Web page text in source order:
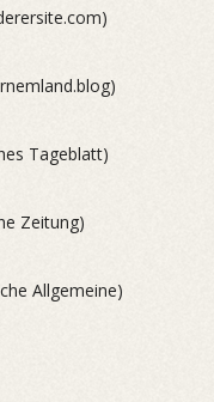
Tageblatt)
Zeitung)
Allgemeine)